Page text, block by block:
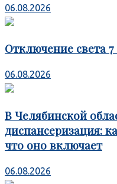
06.08.2026
Отключение света 7
06.08.2026
В Челябинской
диспансеризация:
что оно включает
06.08.2026